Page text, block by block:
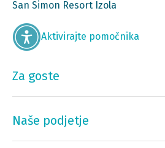
San Simon Resort Izola
Aktivirajte pomočnika
Za goste
Naše podjetje